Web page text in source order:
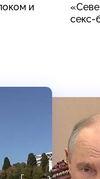
и
секс-